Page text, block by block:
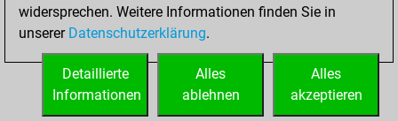
STARTSEITE
widersprechen. Weitere Informationen finden Sie in
unserer Datenschutzerklärung.
Alles
akzeptieren
Alles
ablehnen
Detaillierte
Informationen